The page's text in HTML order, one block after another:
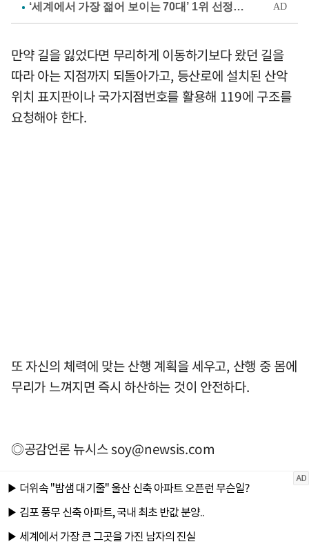
만약 길을 잃었다면 무리하게 이동하기보다 왔던 길을
따라 아는 지점까지 되돌아가고, 등산로에 설치된 산악
위치 표지판이나 국가지점번호를 활용해 119에 구조를
요청해야 한다.
또 자신의 체력에 맞는 산행 계획을 세우고, 산행 중 몸에
무리가 느껴지면 즉시 하산하는 것이 안전하다.
◎공감언론 뉴시스soy@newsis.com